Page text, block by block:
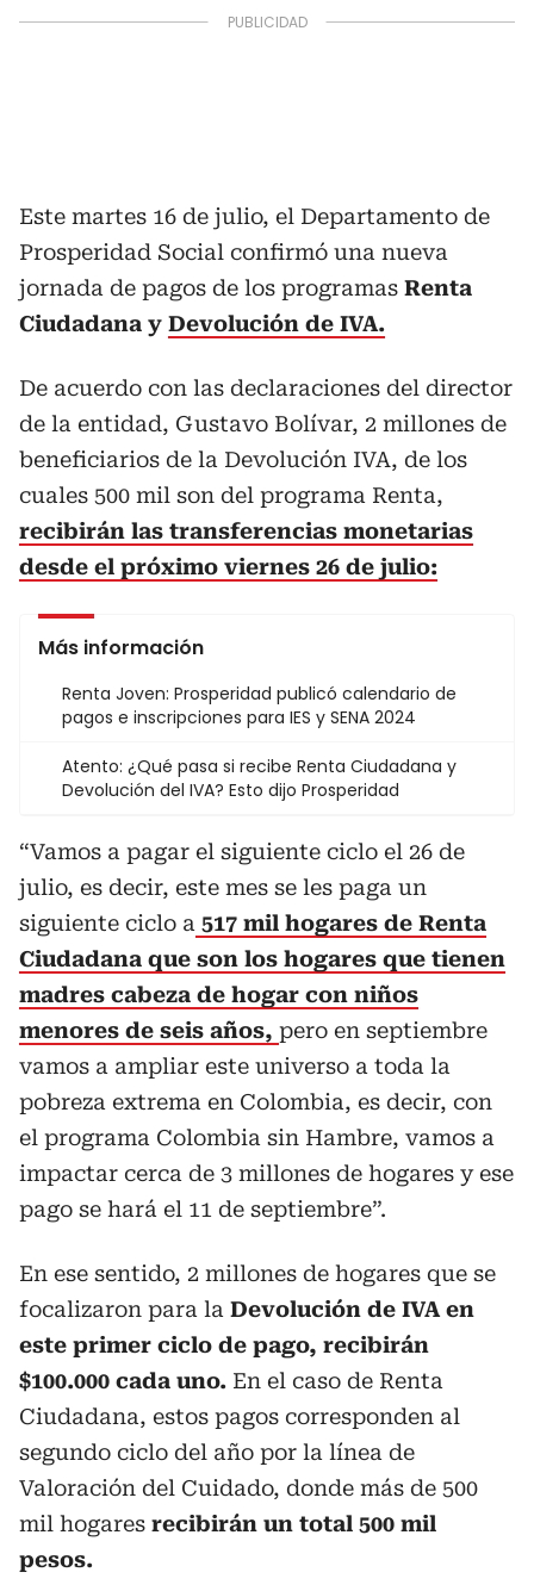
Este martes 16 de julio, el Departamento de
Prosperidad Social confirmó una nueva
jornada de pagos de los programas Renta
Ciudadana y Devolución de IVA.
De acuerdo con las declaraciones del director
de la entidad, Gustavo Bolívar, 2 millones de
beneficiarios de la Devolución IVA, de los
cuales 500 mil son del programa Renta,
recibirán las transferencias monetarias
desde el próximo viernes 26 de julio:
Más información
Renta Joven: Prosperidad publicó calendario de
pagos e inscripciones para IES y SENA 2024
Atento: ¿Qué pasa si recibe Renta Ciudadana y
Devolución del IVA? Esto dijo Prosperidad
“Vamos a pagar el siguiente ciclo el 26 de
julio, es decir, este mes se les paga un
siguiente ciclo a 517 mil hogares de Renta
Ciudadana que son los hogares que tienen
madres cabeza de hogar con niños
menores de seis años, pero en septiembre
vamos a ampliar este universo a toda la
pobreza extrema en Colombia, es decir, con
el programa Colombia sin Hambre, vamos a
impactar cerca de 3 millones de hogares y ese
pago se hará el 11 de septiembre”.
En ese sentido, 2 millones de hogares que se
focalizaron para la Devolución de IVA en
este primer ciclo de pago, recibirán
$100.000 cada uno. En el caso de Renta
Ciudadana, estos pagos corresponden al
segundo ciclo del año por la línea de
Valoración del Cuidado, donde más de 500
mil hogares recibirán un total 500 mil
pesos.